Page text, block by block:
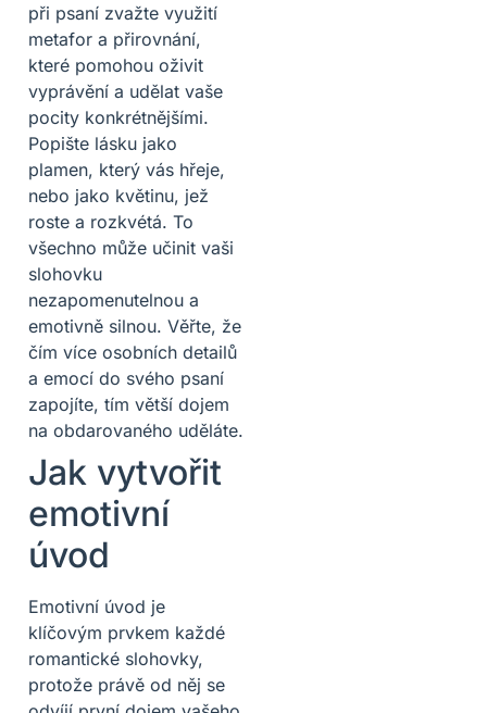
při psaní zvažte využití
metafor a přirovnání,
které pomohou oživit
vyprávění a udělat vaše
pocity konkrétnějšími.
Popište lásku jako
plamen, který vás hřeje,
nebo jako květinu, jež
roste a rozkvétá. To
všechno může učinit vaši
slohovku
nezapomenutelnou a
emotivně silnou. Věřte, že
čím více osobních detailů
a emocí do svého psaní
zapojíte, tím větší dojem
na obdarovaného uděláte.
Jak vytvořit
emotivní
úvod
Emotivní úvod je
klíčovým prvkem každé
romantické slohovky,
protože právě od něj se